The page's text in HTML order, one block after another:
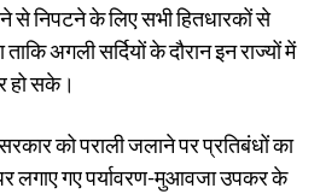
से निपटने के लिए सभी हितधारकों से
अगली सर्दियों के दौरान इन राज्यों में
हो सके।
को पराली जलाने पर प्रतिबंधों का
लगाए गए पर्यावरण-मुआवजा उपकर के